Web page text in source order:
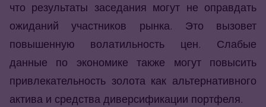
что результаты заседания могут не оправдать
ожиданий участников рынка. Это вызовет
повышенную волатильность цен. Слабые
данные по экономике также могут повысить
привлекательность золота как альтернативного
актива и средства диверсификации портфеля.